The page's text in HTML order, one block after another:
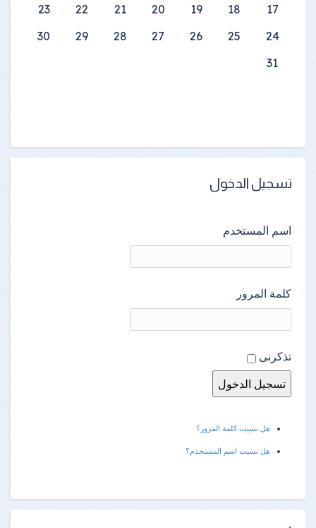
17
18
19
20
21
22
23
24
25
26
27
28
29
30
31
تسجيل الدخول
اسم المستخدم
كلمة المرور
تذكرنى
هل نسيت كلمة المرور؟
هل نسيت اسم المستخدم؟